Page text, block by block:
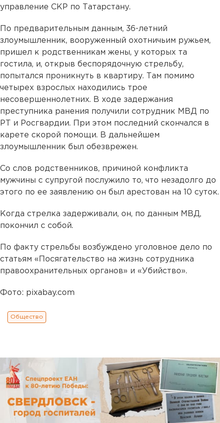
управление СКР по Татарстану.
По предварительным данным, 36-летний
злоумышленник, вооруженный охотничьим ружьем,
пришел к родственникам жены, у которых та
гостила, и, открыв беспорядочную стрельбу,
попытался проникнуть в квартиру. Там помимо
четырех взрослых находились трое
несовершеннолетних. В ходе задержания
преступника ранения получили сотрудник МВД по
РТ и Росгвардии. При этом последний скончался в
карете скорой помощи. В дальнейшем
злоумышленник был обезврежен.
Со слов родственников, причиной конфликта
мужчины с супругой послужило то, что незадолго до
этого по ее заявлению он был арестован на 10 суток.
Когда стрелка задерживали, он, по данным МВД,
покончил с собой.
По факту стрельбы возбуждено уголовное дело по
статьям «Посягательство на жизнь сотрудника
правоохранительных органов» и «Убийство».
Фото: pixabay.com
Общество